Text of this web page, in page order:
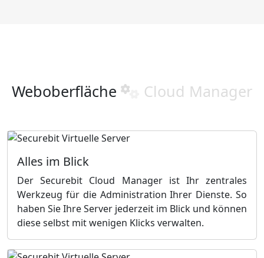
Weboberfläche Cloud Manager
Alles im Blick
Der Securebit Cloud Manager ist Ihr zentrales
Werkzeug für die Administration Ihrer Dienste. So
haben Sie Ihre Server jederzeit im Blick und können
diese selbst mit wenigen Klicks verwalten.